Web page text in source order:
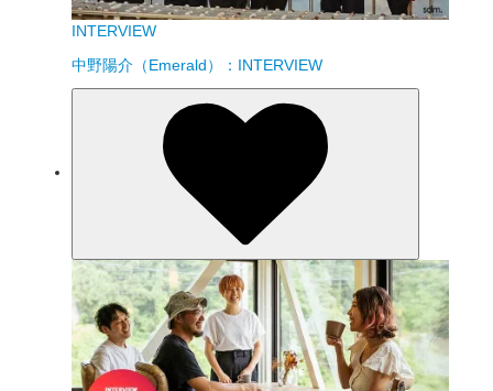
INTERVIEW
中野陽介（Emerald）：INTERVIEW